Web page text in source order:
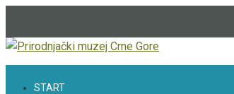
START